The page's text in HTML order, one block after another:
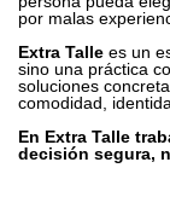
por malas
Extra Talle es un
sino una práctica
soluciones
comodidad,
En Extra Talle
decisión segura,